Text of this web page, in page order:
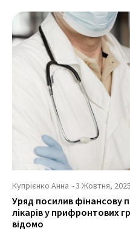
Купрієнко Анна -3 Жовтня, 2025
Уряд посилив фінансову
лікарів у прифронтових
відомо